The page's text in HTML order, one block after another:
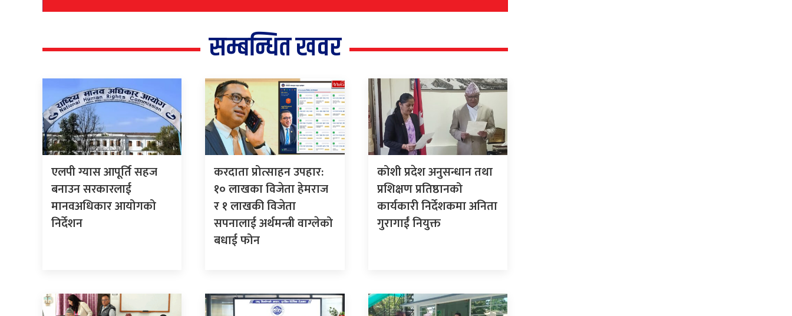
सम्बन्धित खवर
एलपी ग्यास आपूर्ति सहज
बनाउन सरकारलाई
मानवअधिकार आयोगको
निर्देशन
करदाता प्रोत्साहन उपहार:
१० लाखका विजेता हेमराज
र १ लाखकी विजेता
सपनालाई अर्थमन्त्री वाग्लेको
बधाई फोन
कोशी प्रदेश अनुसन्धान तथा
प्रशिक्षण प्रतिष्ठानको
कार्यकारी निर्देशकमा अनिता
गुरागाईं नियुक्त